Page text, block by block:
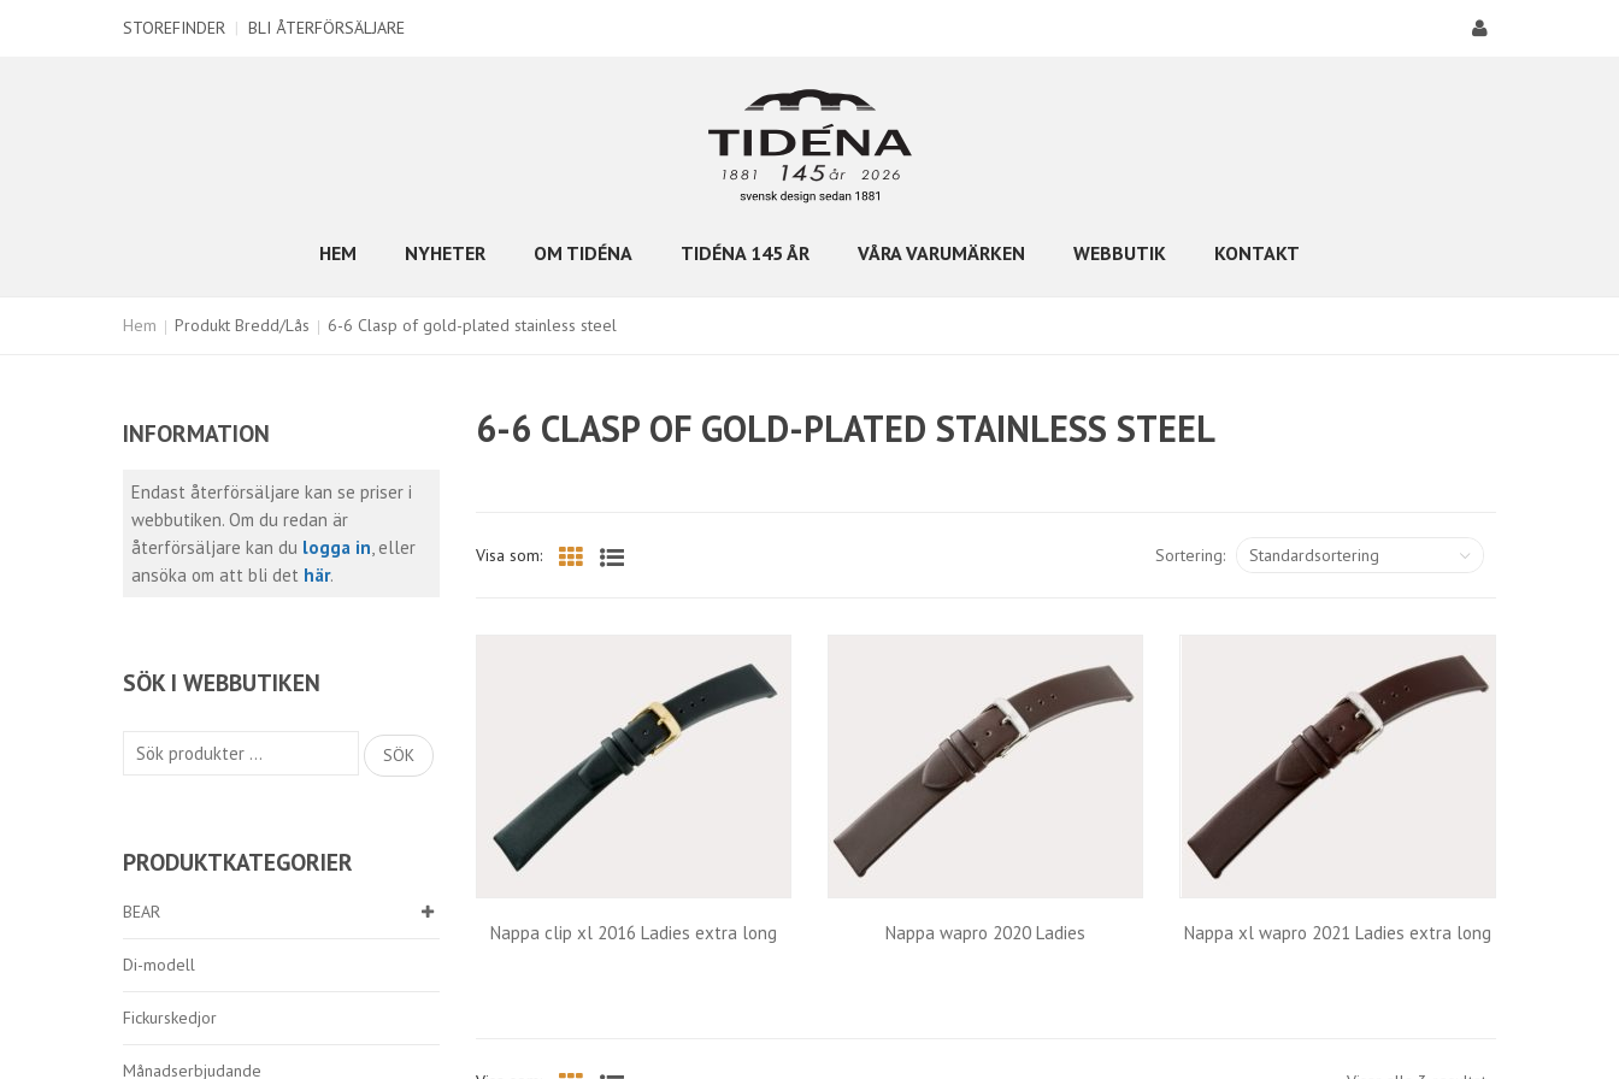
STOREFINDER | BLI ÅTERFÖRSÄLJARE
HEM NYHETER OM TIDÉNA TIDÉNA 145 ÅR VÅRA VARUMÄRKEN WEBBUTIK KONTAKT
Hem Produkt Bredd/Lås 6-6 Clasp of gold-plated stainless steel
INFORMATION
Endast återförsäljare kan se priser i
webbutiken. Om du redan är
återförsäljare kan du logga in, eller
ansöka om att bli det här.
SÖK I WEBBUTIKEN
Sök
SÖK
PRODUKTKATEGORIER
BEAR
Di-modell
Fickurskedjor
Månadserbjudande
6-6 CLASP OF GOLD-PLATED STAINLESS STEEL
Visa som:
Sortering:
Nappa clip xl 2016 Ladies extra long Nappa wapro 2020 Ladies Nappa xl wapro 2021 Ladies extra long